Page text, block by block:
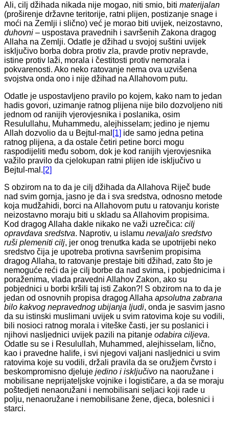
Ali, cilj džihada nikada nije mogao, niti smio, biti materijalan
(proširenje državne teritorije, ratni plijen, postizanje snage i
moći na Zemlji i slično) već je morao biti uvijek, neizostavno,
duhovni – uspostava pravednih i savršenih Zakona dragog
Allaha na Zemlji. Odatle je džihad u svojoj suštini uvijek
isključivo borba dobra protiv zla, pravde protiv nepravde,
istine protiv laži, morala i čestitosti protiv nemorala i
pokvarenosti. Ako neko ratovanje nema ova uzvišena
svojstva onda ono i nije džihad na Allahovom putu.
Odatle je uspostavljeno pravilo po kojem, kako nam to jedan
hadis govori, uzimanje ratnog plijena nije bilo dozvoljeno niti
jednom od ranijih vjerovjesnika i poslanika, osim
Resulullahu, Muhammedu, alejhisselam; jedino je njemu
Allah dozvolio da u Bejtul-mal [1] ide samo jedna petina
ratnog plijena, a da ostale četiri petine borci mogu
raspodijeliti među sobom, dok je kod ranijih vjerovjesnika
važilo pravilo da cjelokupan ratni plijen ide isključivo u
Bejtul-mal.[2]
S obzirom na to da je cilj džihada da Allahova Riječ bude
nad svim gornja, jasno je da i sva sredstva, odnosno metode
koja mudžahidi, borci na Allahovom putu u ratovanju koriste
neizostavno moraju biti u skladu sa Allahovim propisima.
Kod dragog Allaha dakle nikako ne važi uzrečica: cilj
opravdava sredstva. Naprotiv, u islamu nevaljalo sredstvo
ruši plemeniti cilj, jer onog trenutka kada se upotrijebi neko
sredstvo čija je upotreba protivna savršenim propisima
dragog Allaha, to ratovanje prestaje biti džihad, zato što je
nemoguće reći da je cilj borbe da nad svima, i pobjednicima i
poraženima, vlada pravedni Allahov Zakon, ako su
pobjednici u borbi kršili taj isti Zakon?! S obzirom na to da je
jedan od osnovnih propisa dragog Allaha apsolutna zabrana
bilo kakvog nepravednog ubijanja ljudi, onda je sasvim jasno
da su istinski muslimani uvijek u svim ratovima koje su vodili,
bili nosioci ratnog morala i viteške časti, jer su poslanici i
njihovi nasljednici uvijek pazili na pitanje odabira ciljeva.
Odatle su se i Resulullah, Muhammed, alejhisselam, lično,
kao i pravedne halife, i svi njegovi valjani nasljednici u svim
ratovima koje su vodili, držali pravila da se oružjem čvrsto i
beskompromisno djeluje jedino i isključivo na naoružane i
mobilisane neprijateljske vojnike i logističare, a da se moraju
poštedjeti nenaoružani i nemobilisani seljaci koji rade u
polju, nenaoružane i nemobilisane žene, djeca, bolesnici i
starci.